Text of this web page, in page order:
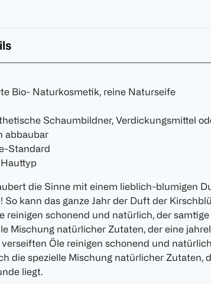
Bio- Naturkosmetik, reine Naturseife
Schaumbildner, Verdickungsmittel
abbaubar
Standard
die Sinne mit einem lieblich-blumigen
So kann das ganze Jahr der Duft der
reinigen schonend und natürlich, der
Mischung natürlicher Zutaten, der eine
Öle reinigen schonend und
die spezielle Mischung natürlicher Zutaten,
liegt.